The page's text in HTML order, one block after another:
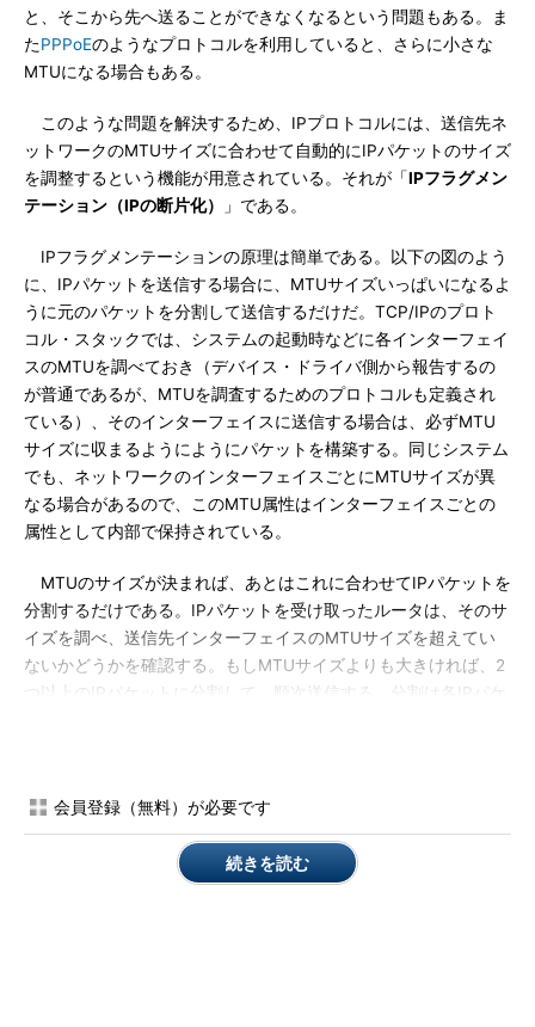
と、そこから先へ送ることができなくなるという問題もある。ま
たPPPoEのようなプロトコルを利用していると、さらに小さな
MTUになる場合もある。
このような問題を解決するため、IPプロトコルには、送信先ネ
ットワークのMTUサイズに合わせて自動的にIPパケットのサイズ
を調整するという機能が用意されている。それが「IPフラグメン
テーション（IPの断片化）
」である。
IPフラグメンテーションの原理は簡単である。以下の図のよう
に、IPパケットを送信する場合に、MTUサイズいっぱいになるよ
うに元のパケットを分割して送信するだけだ。TCP/IPのプロト
コル・スタックでは、システムの起動時などに各インターフェイ
スのMTUを調べておき（デバイス・ドライバ側から報告するの
が普通であるが、MTUを調査するためのプロトコルも定義され
ている）、そのインターフェイスに送信する場合は、必ずMTU
サイズに収まるようにようにパケットを構築する。同じシステム
でも、ネットワークのインターフェイスごとにMTUサイズが異
なる場合があるので、このMTU属性はインターフェイスごとの
属性として内部で保持されている。
MTUのサイズが決まれば、あとはこれに合わせてIPパケットを
分割するだけである。IPパケットを受け取ったルータは、そのサ
イズを調べ、送信先インターフェイスのMTUサイズを超えてい
ないかどうかを確認する。もしMTUサイズよりも大きければ、2
つ以上のIPパケットに分割して、順次送信する。分割は各IPパケ
パケットをMTUサイズが2000bytesのネットワークに送出する場
合、1500bytesずつ2つに分けるのではなく、2000bytesと
1000bytesに分割する（2つ目のパケットにもIPヘッダが付けら
れるので、実際にはもう少し大きなサイズのパケットになる）。
会員登録（無料）が必要です
続きを読む